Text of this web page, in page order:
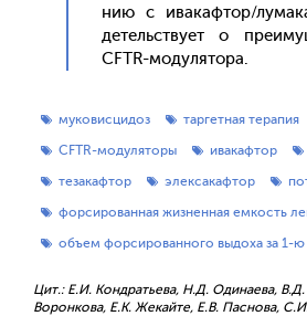
нию с ива­каф­тор/
детель­ству­ет о
CFTR-мо­дуля­тора.
муковисцидоз таргетная терапия
CFTR-модуляторы
ивакафтор
тезакафтор
элексакафтор
форсированная жизненная емкость
объем форсированного выдоха за 1-ю
Цит.: Е.И. Кондратьева, Н.Д. Одинаева,
Воронкова, Е.К. Жекайте, Е.В. Паснова,